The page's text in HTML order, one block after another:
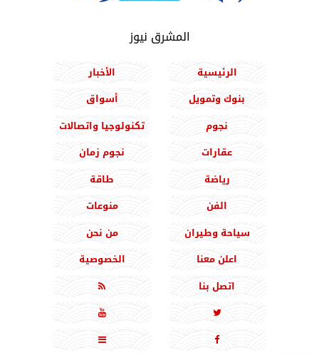
المشرق نيوز
الرئيسية
الأخبار
بنوك وتمويل
أسواق
نجوم
تكنولوجيا واتصالات
عقارات
نجوم زمان
رياضة
طاقة
الفن
منوعات
سياحة وطيران
من نحن
اعلن معنا
الخصوصية
اتصل بنا




